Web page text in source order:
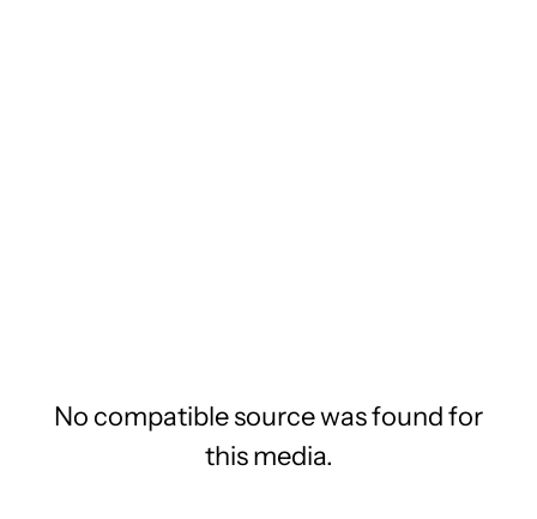
No compatible source was found for
this media.